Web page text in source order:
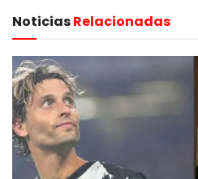
NoticiasRelacionadas